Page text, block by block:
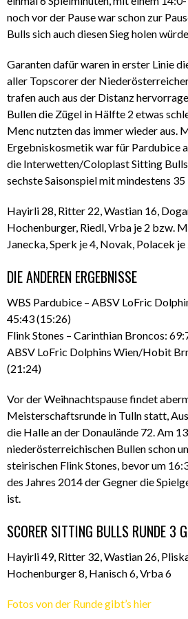
noch vor der Pause war schon zur
Bulls sich auch diesen Sieg holen
Garanten dafür waren in erster Linie
aller Topscorer der
trafen auch aus der Distanz
Bullen die Zügel in Hälfte 2 etwas
Menc nutzten das immer wieder aus.
Ergebniskosmetik war für Pardubice
die Interwetten/Coloplast Sitting Bulls
sechste Saisonspiel mit mindestens
Hayirli 28, Ritter 22, Wastian 16,
Hochenburger, Riedl, Vrba je 2 bzw.
Janecka, Sperk je 4, Novak, Polacek
DIE ANDEREN ERGEBNISSE
WBS Pardubice – ABSV LoFric
45:43 (15:26)
Flink Stones – Carinthian Broncos:
ABSV LoFric Dolphins Wien/Hobit
(21:24)
Vor der Weihnachtspause findet
Meisterschaftsrunde in Tulln statt,
die Halle an der Donaulände 72. Am
niederösterreichischen Bullen schon
steirischen Flink Stones, bevor um
des Jahres 2014 der Gegner die
ist.
SCORER SITTING BULLS RUNDE 3
Hayirli 49, Ritter 32, Wastian 26,
Hochenburger 8, Hanisch 6, Vrba 6
Fotos von der Runde gibt’s hier